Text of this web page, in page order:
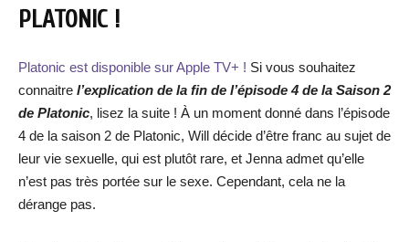
PLATONIC !
Platonic est disponible sur Apple TV+ ! Si vous souhaitez
connaitre l’explication de la fin de l’épisode 4 de la Saison 2
de Platonic, lisez la suite ! À un moment donné dans l’épisode
4 de la saison 2 de Platonic, Will décide d’être franc au sujet de
leur vie sexuelle, qui est plutôt rare, et Jenna admet qu’elle
n’est pas très portée sur le sexe. Cependant, cela ne la
dérange pas.